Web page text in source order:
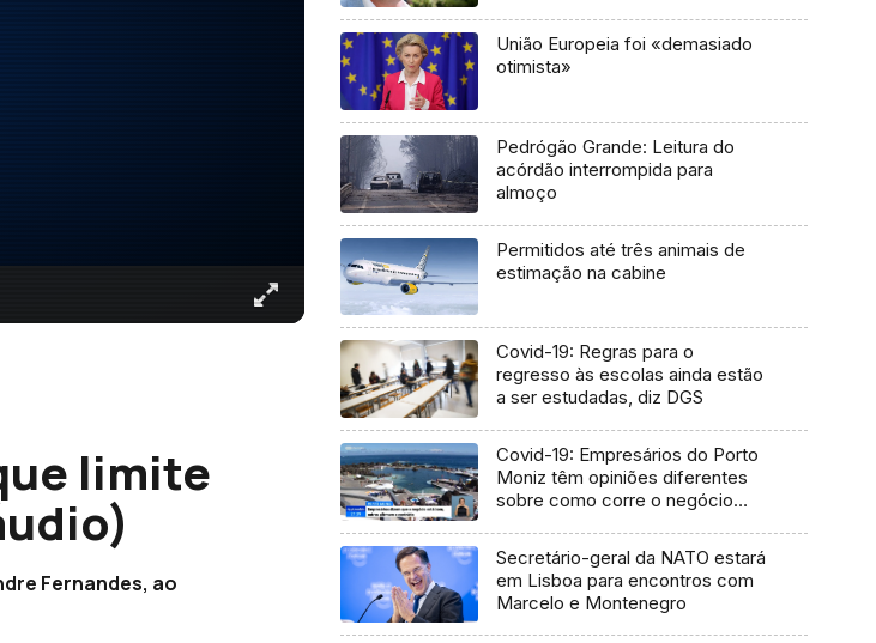
limite
Fernandes, ao
União Europeia foi «demasiado
otimista»
Pedrógão Grande: Leitura do
acórdão interrompida para
almoço
Permitidos até três animais de
estimação na cabine
Covid-19: Regras para o
regresso às escolas ainda estão
a ser estudadas, diz DGS
Covid-19: Empresários do Porto
Moniz têm opiniões diferentes
sobre como corre o negócio
Secretário-geral da NATO estará
em Lisboa para encontros com
Marcelo e Montenegro